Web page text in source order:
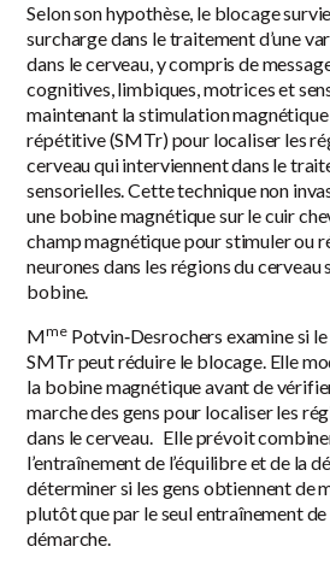
Selon son hypothèse, le blocage
surcharge dans le traitement d’une
dans le cerveau, y compris de
cognitives, limbiques, motrices et
maintenant la stimulation
répétitive (SMTr) pour localiser les
cerveau qui interviennent dans le
sensorielles. Cette technique non
une bobine magnétique sur le cuir
champ magnétique pour stimuler ou
neurones dans les régions du cerveau
bobine.
MmePotvin‑Desrochers examine si
SMTr peut réduire le blocage. Elle
la bobine magnétique avant de
marche des gens pour localiser les
dans le cerveau. Elle prévoit
l’entraînement de l’équilibre et de la
déterminer si les gens obtiennent de
plutôt que par le seul entraînement de
démarche.